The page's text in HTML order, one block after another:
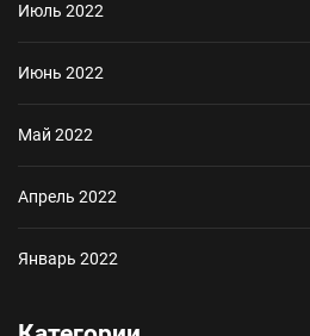
Июль 2022
Июнь 2022
Май 2022
Апрель 2022
Январь 2022